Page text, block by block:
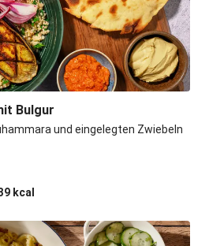
Bulgur
und eingelegten Zwiebeln
kcal